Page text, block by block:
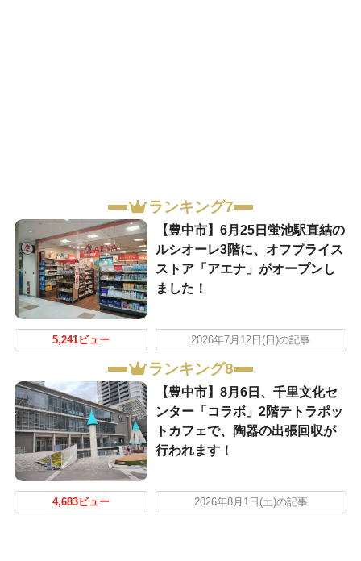
ランキング7
【豊中市】6月25日蛍池駅直結の
ルシオーレ3階に、オフプライス
ストア「アエナ」がオープンし
ました！
5,241ビュー 2026年7月12日(日)の記事
ランキング8
【豊中市】8月6日、千里文化セ
ンター「コラボ」2階テトラポッ
トカフェで、陶器の出張回収が
行われます！
4,683ビュー 2026年8月1日(土)の記事